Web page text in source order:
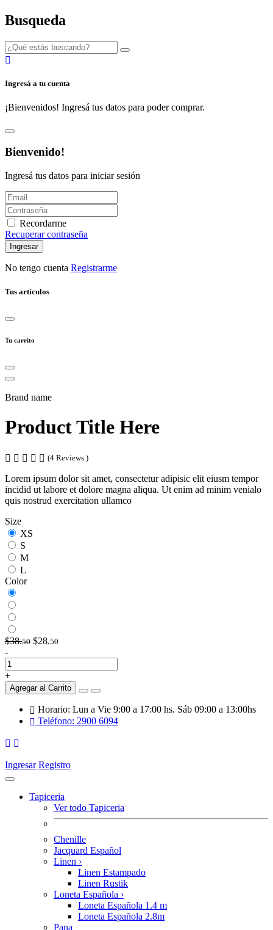
Busqueda
Ingresá a tu cuenta
¡Bienvenidos! Ingresá tus datos para poder comprar.
Bienvenido!
Ingresá tus datos para iniciar sesión
Recordarme
Recuperar contraseña
Ingresar
No tengo cuenta Registrarme
Tus artículos
Tu carrito
Brand name
Product Title Here
(4 Reviews )
Lorem ipsum dolor sit amet, consectetur adipisic elit eiusm tempor
incidid ut labore et dolore magna aliqua. Ut enim ad minim venialo
quis nostrud exercitation ullamco
Size
XS
S
M
L
Color
$38.50 $28.50
-
+
Agregar al Carrito
Horario: Lun a Vie 9:00 a 17:00 hs. Sáb 09:00 a 13:00hs
Teléfono: 2900 6094
Ingresar Registro
Tapiceria
Ver todo Tapiceria
Chenille
Jacquard Español
Linen ›
Linen Estampado
Linen Rustik
Loneta Española ›
Loneta Española 1.4 m
Loneta Española 2.8m
Pana